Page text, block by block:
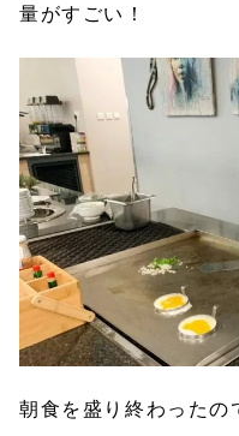
量がすごい！
朝食を盛り終わったの